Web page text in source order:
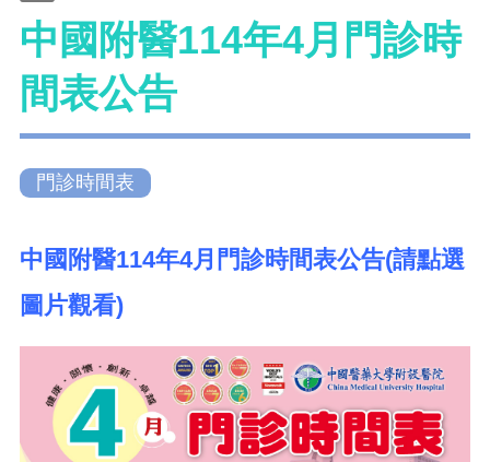
中國附醫114年4月門診時
間表公告
門診時間表
中國附醫114年4月門診時間表公告(請點選
圖片觀看)